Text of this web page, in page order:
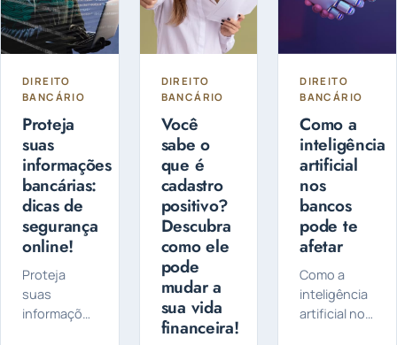
DIREITO
BANCÁRIO
Proteja
suas
informações
bancárias:
dicas de
segurança
online!
Proteja
suas
informações
DIREITO
BANCÁRIO
Você
sabe o
que é
cadastro
positivo?
Descubra
como ele
pode
mudar a
sua vida
financeira!
DIREITO
BANCÁRIO
Como a
inteligência
artificial
nos
bancos
pode te
afetar
Como a
inteligência
artificial nos